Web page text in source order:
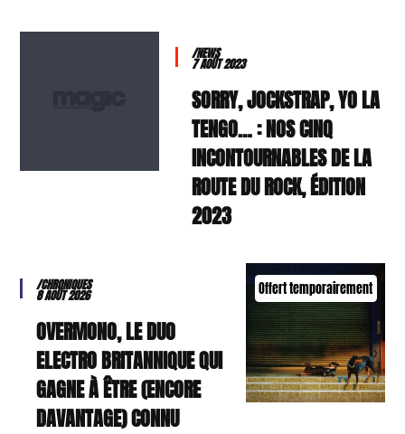
/NEWS
7 AOÛT 2023
SORRY, JOCKSTRAP, YO LA
TENGO… : NOS CINQ
INCONTOURNABLES DE LA
ROUTE DU ROCK, ÉDITION
2023
Offert temporairement
/CHRONIQUES
8 AOÛT 2026
OVERMONO, LE DUO
ELECTRO BRITANNIQUE QUI
GAGNE À ÊTRE (ENCORE
DAVANTAGE) CONNU